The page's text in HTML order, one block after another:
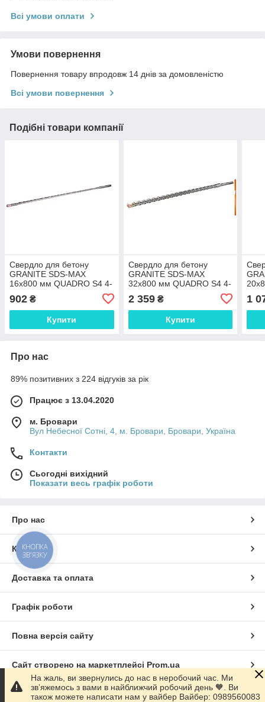
Всі умови оплати
Умови повернення
Повернення товару впродовж 14 днів за домовленістю
Всі умови повернення
Подібні товари компанії
Свердло для бетону
GRANITE SDS-MAX
16х800 мм QUADRO S4 4-
902 ₴
Купити
Свердло для бетону
GRANITE SDS-MAX
32х800 мм QUADRO S4 4-
2 359₴
Купити
1
Про нас
89% позитивних з 224 відгуків за рік
Працює з 13.04.2020
м. Бровари
Вул Небесної Сотні, 4, м. Бровари, Бровари, Україна
Контакти
Сьогодні вихідний
Показати весь графік роботи
Про нас
Контакти
Доставка та оплата
Графік роботи
Повна версія сайту
Сайт створено на маркетплейсі Prom.ua
Політика конфіденційності
На жаль, ви звернулись до нас в неробочий час. Ми
звʼяжемось з вами в найближчий робочий день 🧡. Ви
також можете написати нам у вайбер Вайбер: 0989560083
КНОПКА
ЗВ'ЯЗКУ